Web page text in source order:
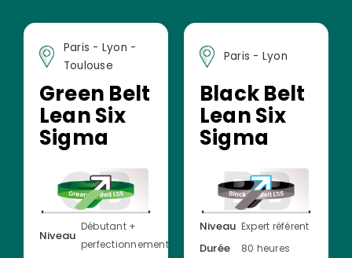
Paris - Lyon -
Toulouse
Green Belt
Lean Six
Sigma
Niveau
Débutant +
perfectionnement
Paris - Lyon
Black Belt
Lean Six
Sigma
Niveau Expert référent
Durée 80 heures